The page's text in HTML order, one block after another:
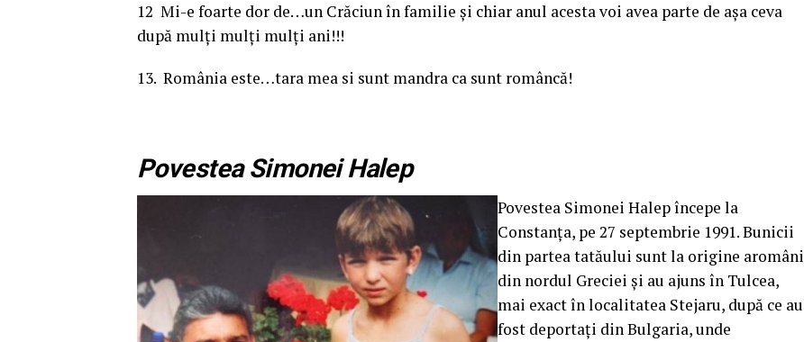
12 Mi-e foarte dor de…un Crăciun în familie şi chiar anul acesta voi avea parte de aşa ceva
după mulţi mulţi mulţi ani!!!
13. România este…tara mea si sunt mandra ca sunt româncă!
Povestea Simonei Halep
Povestea Simonei Halep începe la
Constanţa, pe 27 septembrie 1991. Bunicii
din partea tatăului sunt la origine aromâni
din nordul Greciei şi au ajuns în Tulcea,
mai exact în localitatea Stejaru, după ce au
fost deportaţi din Bulgaria, unde